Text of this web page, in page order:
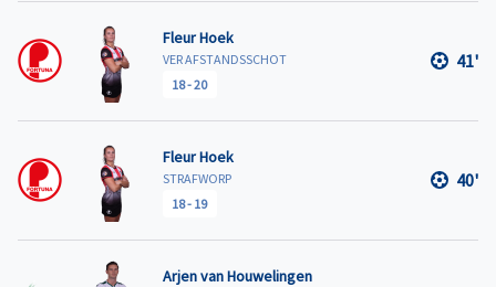
Fleur Hoek
VER AFSTANDSSCHOT
18-20
41'
Fleur Hoek
STRAFWORP
18- 19
40'
Arjen van Houwelingen